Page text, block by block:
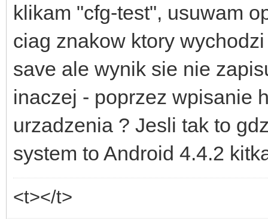
klikam "cfg-test", usuwam
ciag znakow ktory
save ale wynik sie nie
inaczej - poprzez wpisanie
urzadzenia ? Jesli tak to
system to Android 4.4.2
<t></t>